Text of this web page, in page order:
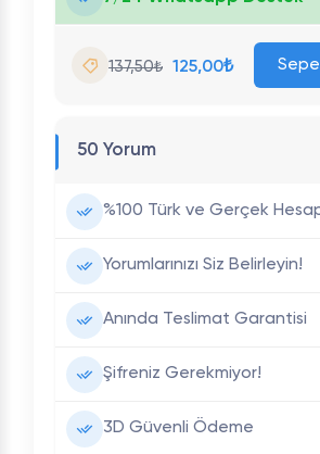
137,50₺ 125,00₺
50 Yorum
%100 Türk ve Gerçek
Yorumlarınızı Siz Belirleyin!
Anında Teslimat Garantisi
Şifreniz Gerekmiyor!
3D Güvenli Ödeme